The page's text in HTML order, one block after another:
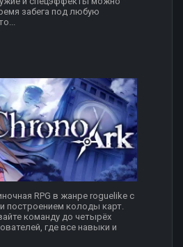
забега под любую
RPG в жанре roguelike с
построением колоды карт.
команду до четырёх
где все навыки и